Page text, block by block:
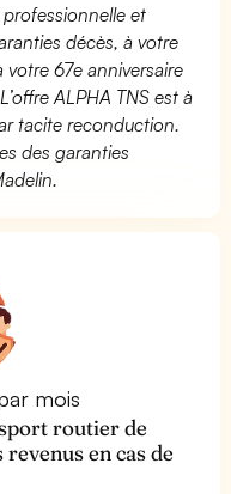
professionnelle et
décès, à votre
votre 67e anniversaire
ALPHA TNS est à
tacite reconduction.
des garanties
mois
routier de
en cas de